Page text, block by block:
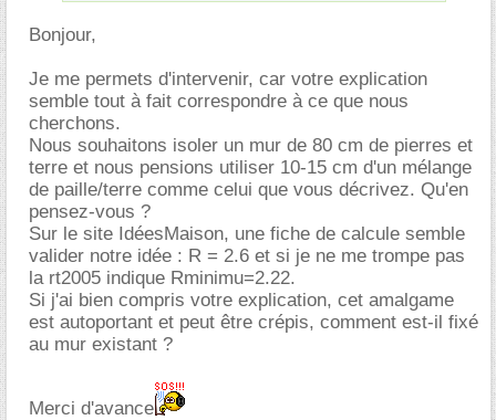
Bonjour,
Je me permets d'intervenir, car votre explication
semble tout à fait correspondre à ce que nous
cherchons.
Nous souhaitons isoler un mur de 80 cm de pierres et
terre et nous pensions utiliser 10-15 cm d'un mélange
de paille/terre comme celui que vous décrivez. Qu'en
pensez-vous ?
Sur le site IdéesMaison, une fiche de calcule semble
valider notre idée : R = 2.6 et si je ne me trompe pas
la rt2005 indique Rminimu=2.22.
Si j'ai bien compris votre explication, cet amalgame
est autoportant et peut être crépis, comment est-il fixé
au mur existant ?
Merci d'avance